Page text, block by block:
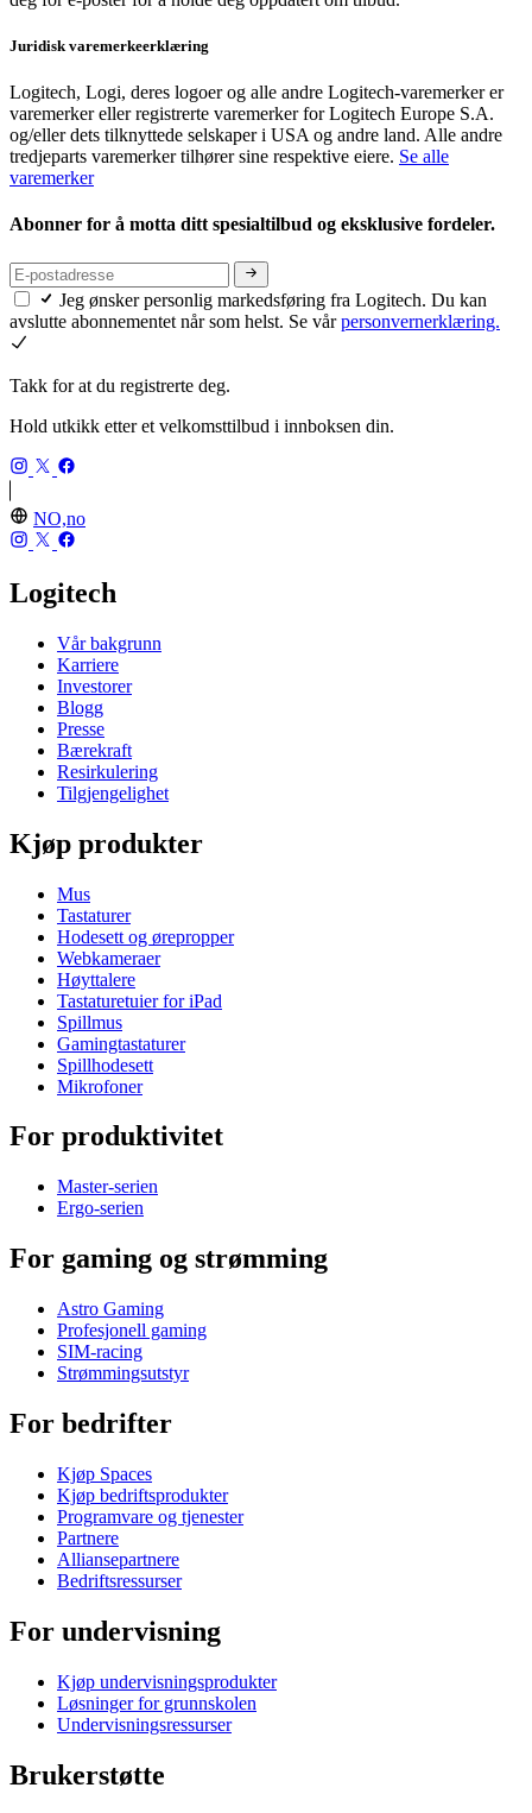
Juridisk varemerkeerklæring
Logitech, Logi, deres logoer og alle andre Logitech-varemerker er
varemerker eller registrerte varemerker for Logitech Europe S.A.
og/eller dets tilknyttede selskaper i USA og andre land. Alle andre
tredjeparts varemerker tilhører sine respektive eiere. Se alle
varemerker
Abonner for å motta ditt spesialtilbud og eksklusive fordeler.
Jeg ønsker personlig markedsføring fra Logitech. Du kan
avslutte abonnementet når som helst. Se vårpersonvernerklæring.
Takk for at du registrerte deg.
Hold utkikk etter et velkomsttilbud i innboksen din.
NO,no
Logitech
Vår bakgrunn
Karriere
Investorer
Blogg
Presse
Bærekraft
Resirkulering
Tilgjengelighet
Kjøp produkter
Mus
Tastaturer
Hodesett og ørepropper
Webkameraer
Høyttalere
Tastaturetuier for iPad
Spillmus
Gamingtastaturer
Spillhodesett
Mikrofoner
For produktivitet
Master-serien
Ergo-serien
For gaming og strømming
Astro Gaming
Profesjonell gaming
SIM-racing
Strømmingsutstyr
For bedrifter
Kjøp Spaces
Kjøp bedriftsprodukter
Programvare og tjenester
Partnere
Alliansepartnere
Bedriftsressurser
For undervisning
Kjøp undervisningsprodukter
Løsninger for grunnskolen
Undervisningsressurser
Brukerstøtte